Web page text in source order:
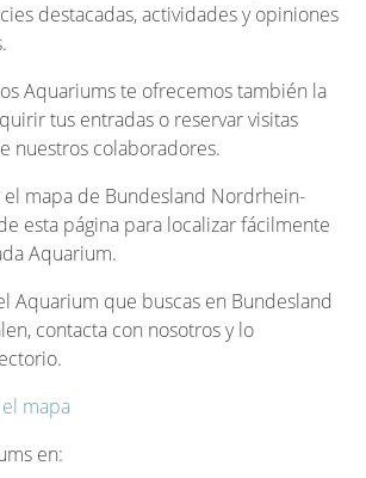
destacadas, actividades y opiniones
Aquariums te ofrecemos también la
tus entradas o reservar visitas
nuestros colaboradores.
mapa de Bundesland Nordrhein-
esta página para localizar fácilmente
Aquarium.
Aquarium que buscas en Bundesland
contacta con nosotros y lo
mapa
en: